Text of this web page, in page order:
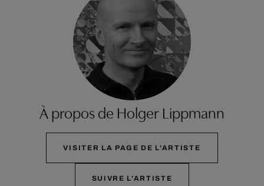
À propos de Holger Lippmann
VISITER LA PAGE DE L'ARTISTE
SUIVRE L'ARTISTE